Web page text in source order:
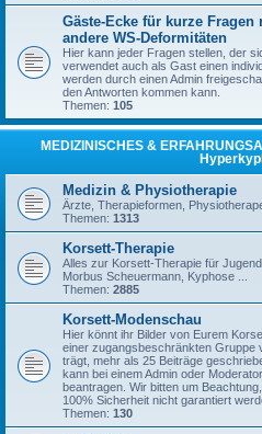
Gäste-Ecke für kurze
andere WS-Deformitäten
Hier kann jeder Fragen stellen, der
verwendet auch als Gast einen
werden durch einen Admin
den Antworten kommen kann.
Themen: 105
MEDIZINISCHES &
Medizin & Physiotherapie
Ärzte, Therapieformen,
Themen: 1313
Korsett-Therapie
Alles zur Korsett-Therapie für
Morbus Scheuermann, Kyphose ...
Themen: 2885
Korsett-Modenschau
Hier könnt ihr Bilder von Eurem
einer zugangsbeschränkten Gruppe
trägt, mehr als 25 Beiträge
kann bei einem Admin oder
beantragen. Wir bitten um
100% Sicherheit nicht garantiert
Themen: 130